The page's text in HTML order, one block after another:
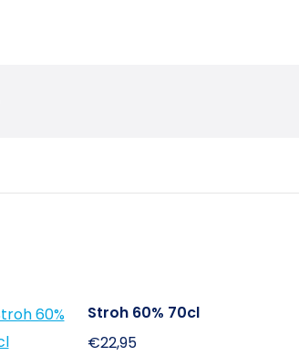
Stroh 60% 70cl
€22,95